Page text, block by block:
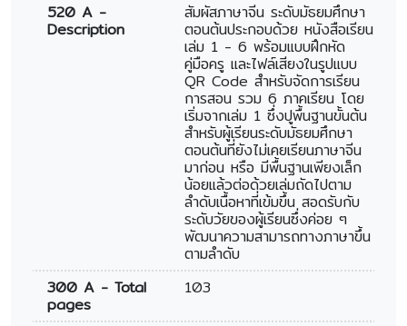
520 A -
Description
สัมผัสภาษาจีน ระดับมัธยมศึกษา
ตอนต้นประกอบด้วย หนังสือเรียน
เล่ม 1 - 6 พร้อมแบบฝึกหัด
คู่มือครู และไฟล์เสียงในรูปแบบ
QR Code สำหรับจัดการเรียน
การสอน รวม 6 ภาคเรียน โดย
เริ่มจากเล่ม 1 ซึ่งปูพื้นฐานขั้นต้น
สำหรับผู้เรียนระดับมัธยมศึกษา
ตอนต้นที่ยังไม่เคยเรียนภาษาจีน
มาก่อน หรือ มีพื้นฐานเพียงเล็ก
น้อยแล้วต่อด้วยเล่มถัดไปตาม
ลำดับเนื้อหาที่เข้มขึ้น สอดรับกับ
ระดับวัยของผู้เรียนซึ่งค่อย ๆ
พัฒนาความสามารถทางภาษาขึ้น
ตามลำดับ
300 A - Total
pages
103